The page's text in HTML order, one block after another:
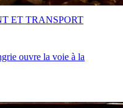
ouvre la voie à la
ET TRANSPORT